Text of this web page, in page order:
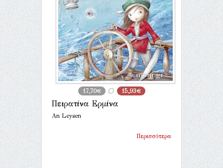
17,70€ 15,93€
Πειρατίνα Ερμίνα
An Leysen
Περισσότερα